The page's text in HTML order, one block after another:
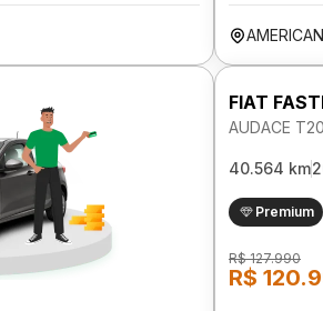
FIAT
AUDACE
40.564 km
Premium
R$ 127.990
R$